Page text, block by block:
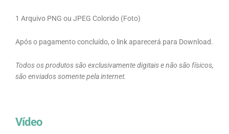
1 Arquivo PNG ou JPEG Colorido (Foto)
Após o pagamento concluído, o link aparecerá para Download.
Todos os produtos são exclusivamente digitais e não são físicos,
são enviados somente pela internet.
Vídeo